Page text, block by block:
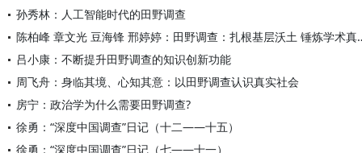
孙秀林：人工智能时代的田野调查
陈柏峰 章文光 豆海
吕小康：不断提升田野调查的知识创新功能
周飞舟：身临其境、心知其意：以田野调查认识真实社会
房宁：政治学为什么需要田野调查?
徐勇：“深度中国调查”日记（十二——十五）
徐勇：“深度中国调查”日记（七——十一）